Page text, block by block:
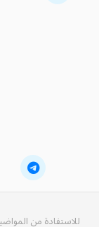
للاستفادة من